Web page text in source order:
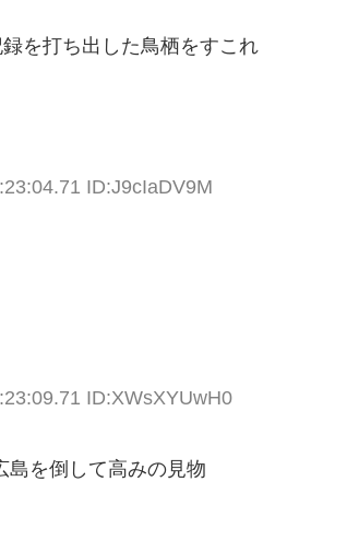
を打ち出した鳥栖をすこれ
ID:J9cIaDV9M
ID:XWsXYUwH0
島を倒して高みの見物